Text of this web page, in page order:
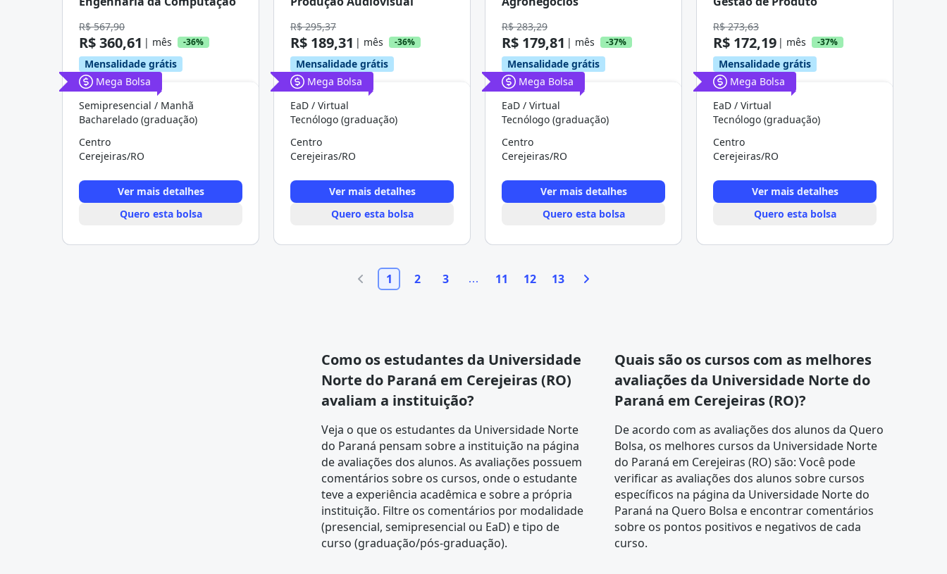
R$ 567,90
R$ 360,61 | mês -36%
Mensalidade grátis
Mega Bolsa
Semipresencial / Manhã
Bacharelado (graduação)
Centro
Cerejeiras/RO
Ver mais detalhes
Quero esta bolsa
R$ 295,37
R$ 189,31 | mês -36%
Mensalidade grátis
Mega Bolsa
EaD / Virtual
Tecnólogo (graduação)
Centro
Cerejeiras/RO
Ver mais detalhes
Quero esta bolsa
R$ 283,29
R$ 179,81 | mês -37%
Mensalidade grátis
Mega Bolsa
EaD / Virtual
Tecnólogo (graduação)
Centro
Cerejeiras/RO
Ver mais detalhes
Quero esta bolsa
R$ 273,63
R$ 172,19 | mês -37%
Mensalidade grátis
Mega Bolsa
EaD / Virtual
Tecnólogo (graduação)
Centro
Cerejeiras/RO
Ver mais detalhes
Quero esta bolsa
1 2 3 11 12 13
Como os estudantes da Universidade
Norte do Paraná em Cerejeiras (RO)
avaliam a instituição?
Veja o que os estudantes da Universidade Norte
do Paraná pensam sobre a instituição na página
deavaliações dos alunos. As avaliações possuem
comentários sobre os cursos, onde o estudante
teve a experiência acadêmica e sobre a própria
instituição. Filtre os comentários por modalidade
(presencial, semipresencial ou EaD) e tipo de
curso (graduação/pós-graduação).
Quais são os cursos com as melhores
avaliações da Universidade Norte do
Paraná em Cerejeiras (RO)?
De acordo com as avaliações dos alunos da Quero
Bolsa, os melhores cursos da Universidade Norte
do Paraná em Cerejeiras (RO) são: Você pode
verificar as avaliações dos alunos sobre cursos
específicos na página da Universidade Norte do
Paraná na Quero Bolsa e encontrar comentários
sobre os pontos positivos e negativos de cada
curso.